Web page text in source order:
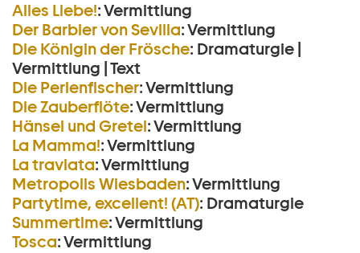
Alles Liebe!:Vermittlung
Der Barbier von Sevilla:Vermittlung
Die Königin der Frösche: Dramaturgie |
Vermittlung | Text
Die Perlen­fischer:Vermittlung
Die Zauberflöte:Vermittlung
Hänsel und Gretel:Vermittlung
La Mamma!:Vermittlung
La traviata:Vermittlung
Metropolis Wiesbaden:Vermittlung
Partytime, excellent! (AT): Dramaturgie
Summertime:Vermittlung
Tosca:Vermittlung